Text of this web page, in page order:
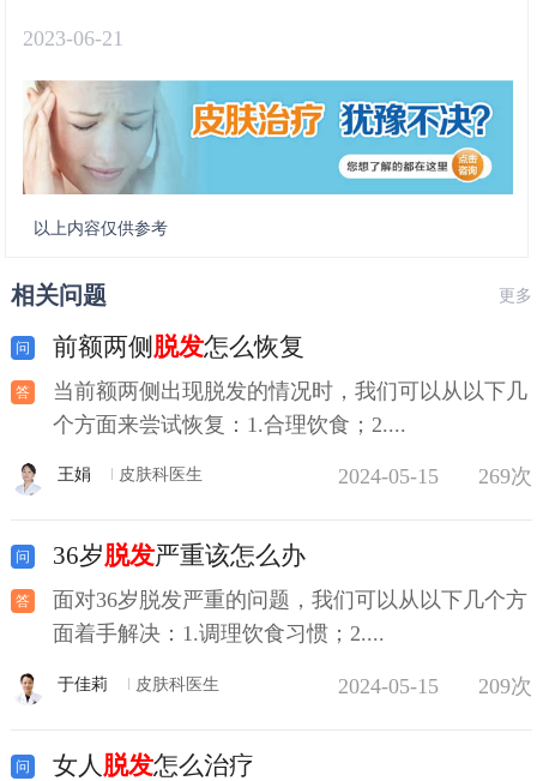
2023-06-21
以上内容仅供参考
相关问题 更多
前额两侧 脱发怎么恢复
当前额两侧出现脱发的情况时，我们可以从以下几
个方面来尝试恢复：1.合理饮食；2....
王娟 皮肤科医生 2024-05-15 269次
36岁脱发严重该怎么办
面对36岁脱发严重的问题，我们可以从以下几个方
面着手解决：1.调理饮食习惯；2....
于佳莉 皮肤科医生 2024-05-15 209次
女人 脱发怎么治疗